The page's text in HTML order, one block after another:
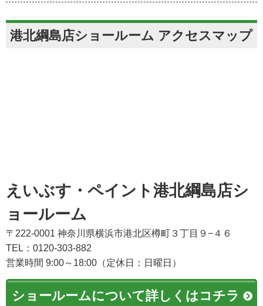
港北綱島店ショールーム アクセスマップ
えいぶす・ペイント港北綱島店シ
ョールーム
〒222-0001 神奈川県横浜市港北区樽町３丁目９−４６
TEL：0120-303-882
営業時間 9:00～18:00（定休日：日曜日）
ショールームについて詳しくはコチラ